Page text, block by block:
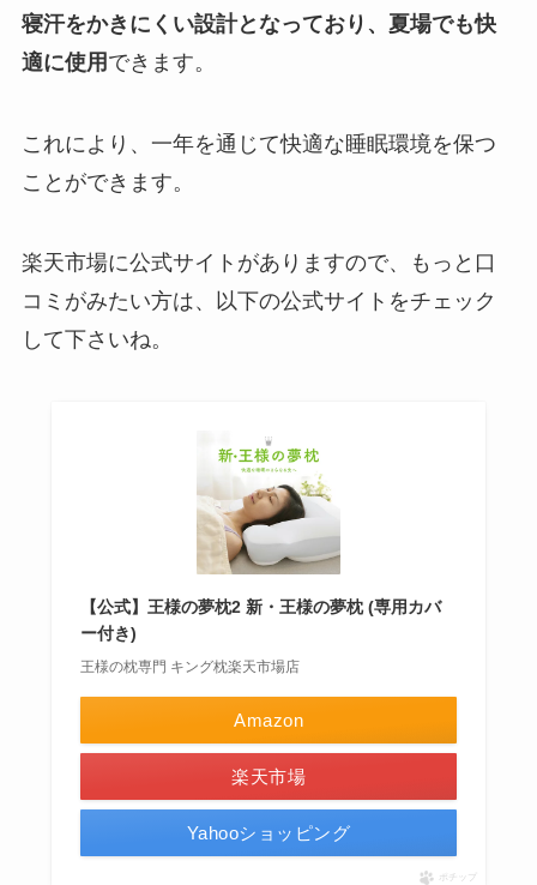
寝汗をかきにくい設計となっており、夏場でも快
適に使用 できます。
これにより、一年を通じて快適な睡眠環境を保つ
ことができます。
楽天市場に公式サイトがありますので、もっと口
コミがみたい方は、以下の公式サイトをチェック
して下さいね。
【公式】王様の夢枕2 新・王様の夢枕 (専用カバ
ー付き)
王様の枕専門 キング枕楽天市場店
Amazon
楽天市場
Yahooショッピング
ポチップ